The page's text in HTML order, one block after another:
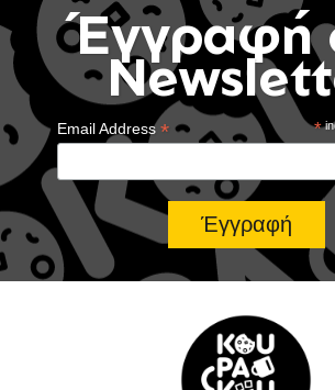
Έγγραφή
*
Email Address*